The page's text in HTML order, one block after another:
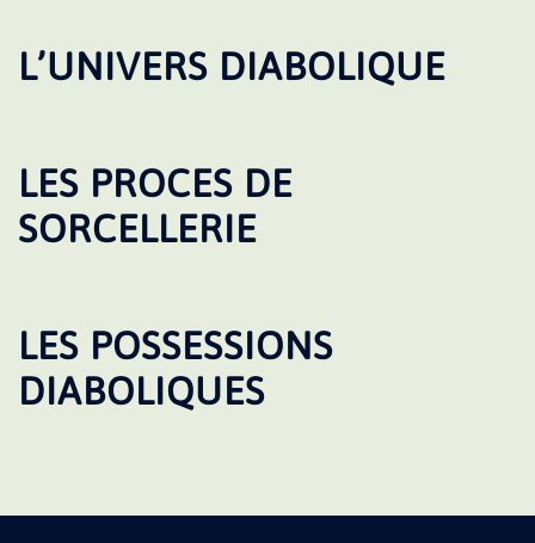
L’UNIVERS DIABOLIQUE
LES PROCES DE
SORCELLERIE
LES POSSESSIONS
DIABOLIQUES